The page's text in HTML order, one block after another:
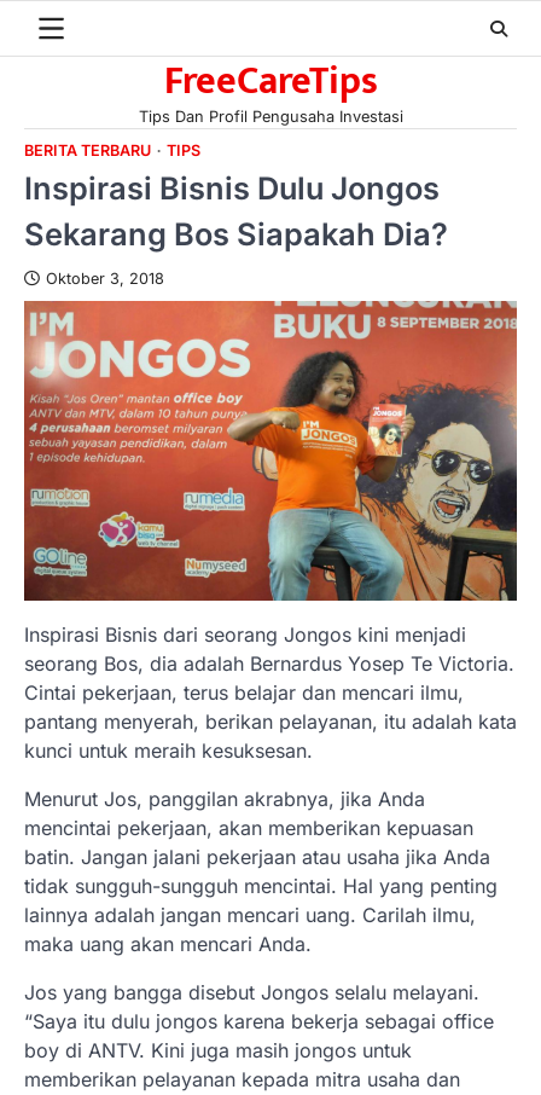
FreeCareTips
Tips Dan Profil Pengusaha Investasi
BERITA TERBARU
TIPS
Inspirasi Bisnis Dulu Jongos
Sekarang Bos Siapakah Dia?
Oktober 3, 2018
Inspirasi Bisnis dari seorang Jongos kini menjadi
seorang Bos, dia adalah Bernardus Yosep Te Victoria.
Cintai pekerjaan, terus belajar dan mencari ilmu,
pantang menyerah, berikan pelayanan, itu adalah kata
kunci untuk meraih kesuksesan.
Menurut Jos, panggilan akrabnya, jika Anda
mencintai pekerjaan, akan memberikan kepuasan
batin. Jangan jalani pekerjaan atau usaha jika Anda
tidak sungguh-sungguh mencintai. Hal yang penting
lainnya adalah jangan mencari uang. Carilah ilmu,
maka uang akan mencari Anda.
Jos yang bangga disebut Jongos selalu melayani.
“Saya itu dulu jongos karena bekerja sebagai office
boy di ANTV. Kini juga masih jongos untuk
memberikan pelayanan kepada mitra usaha dan